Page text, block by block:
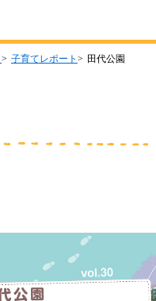
子育てレポート 田代公園